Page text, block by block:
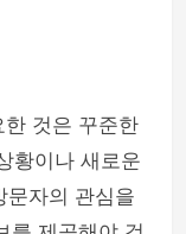
것은 꾸준한
황이나 새로운
문자의 관심을